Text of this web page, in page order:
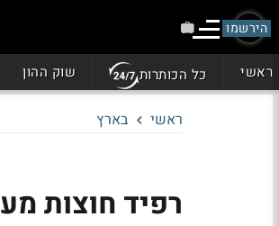
הירשמו
ראשי כל הכותרות שוק ההון
ראשי בארץ
רפיד חוצות